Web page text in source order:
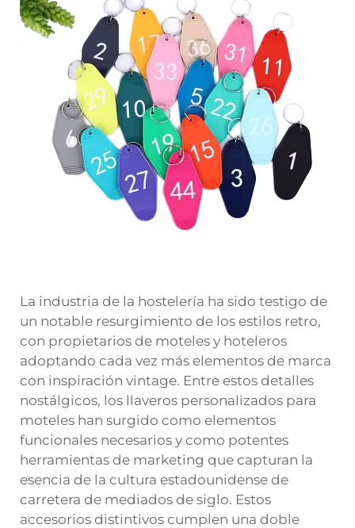
La industria de la hostelería ha sido testigo de
un notable resurgimiento de los estilos retro,
con propietarios de moteles y hoteleros
adoptando cada vez más elementos de marca
con inspiración vintage. Entre estos detalles
nostálgicos, los llaveros personalizados para
moteles han surgido como elementos
funcionales necesarios y como potentes
herramientas de marketing que capturan la
esencia de la cultura estadounidense de
carretera de mediados de siglo. Estos
accesorios distintivos cumplen una doble